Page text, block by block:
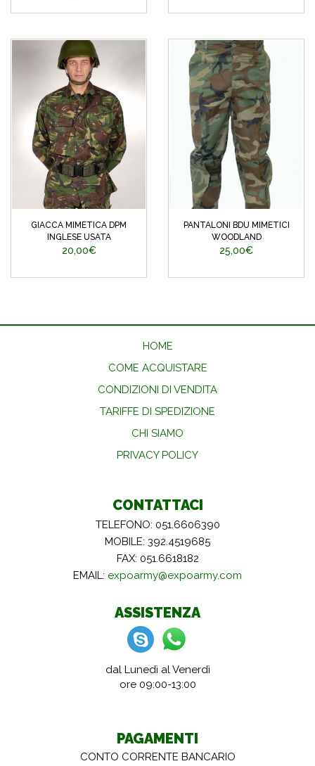
GIACCA MIMETICA DPM
INGLESE USATA
20,00€
PANTALONI BDU MIMETICI
WOODLAND
25,00€
HOME
COME ACQUISTARE
CONDIZIONI DI VENDITA
TARIFFE DI SPEDIZIONE
CHI SIAMO
PRIVACY POLICY
CONTATTACI
TELEFONO: 051.6606390
MOBILE: 392.4519685
FAX: 051.6618182
EMAIL: expoarmy@expoarmy.com
ASSISTENZA
dal Lunedì al Venerdì
ore 09:00-13:00
PAGAMENTI
CONTO CORRENTE BANCARIO